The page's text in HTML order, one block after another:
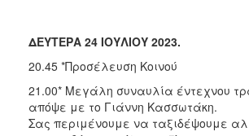
ΔΕΥΤΕΡΑ 24 ΙΟΥΛΙΟΥ 2023.
20.45 *Προσέλευση Κοινού
21.00* Μεγάλη συναυλία έντεχνου
απόψε με το Γιάννη Κασσωτάκη.
Σας περιμένουμε να ταξιδέψουμε